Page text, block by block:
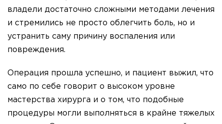
владели достаточно сложными методами лечения
и стремились не просто облегчить боль, но и
устранить саму причину воспаления или
повреждения.
Операция прошла успешно, и пациент выжил, что
само по себе говорит о высоком уровне
мастерства хирурга и о том, что подобные
процедуры могли выполняться в крайне тяжелых